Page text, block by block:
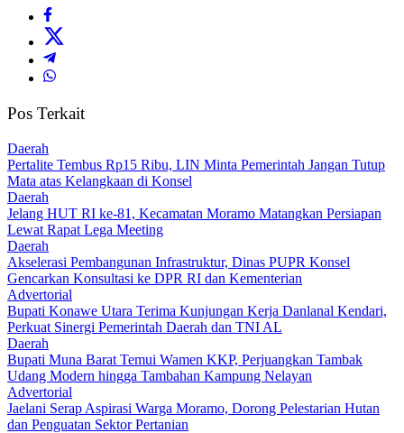
Pos Terkait
Daerah
‎Pertalite Tembus Rp15 Ribu, LIN Minta Pemerintah Jangan Tutup
Mata atas Kelangkaan di Konsel
Daerah
‎Jelang HUT RI ke-81, Kecamatan Moramo Matangkan Persiapan
Lewat Rapat Lega Meeting
Daerah
Akselerasi Pembangunan Infrastruktur, Dinas PUPR Konsel
Gencarkan Konsultasi ke DPR RI dan Kementerian
Advertorial
Bupati Konawe Utara Terima Kunjungan Kerja Danlanal Kendari,
Perkuat Sinergi Pemerintah Daerah dan TNI AL
Daerah
‎Bupati Muna Barat Temui Wamen KKP, Perjuangkan Tambak
Udang Modern hingga Tambahan Kampung Nelayan
Advertorial
Jaelani Serap Aspirasi Warga Moramo, Dorong Pelestarian Hutan
dan Penguatan Sektor Pertanian